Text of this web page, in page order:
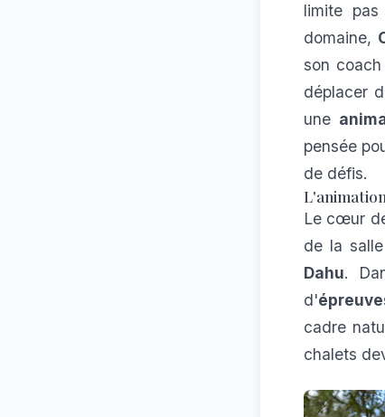
limite
domaine,
son
déplacer
une
pensée
de défis.
Le cœur
de la
Dahu.
d'
cadre
chalets